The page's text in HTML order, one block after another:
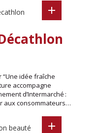
idée fraîche
accompagne
d’Intermarché :
aux consommateurs…